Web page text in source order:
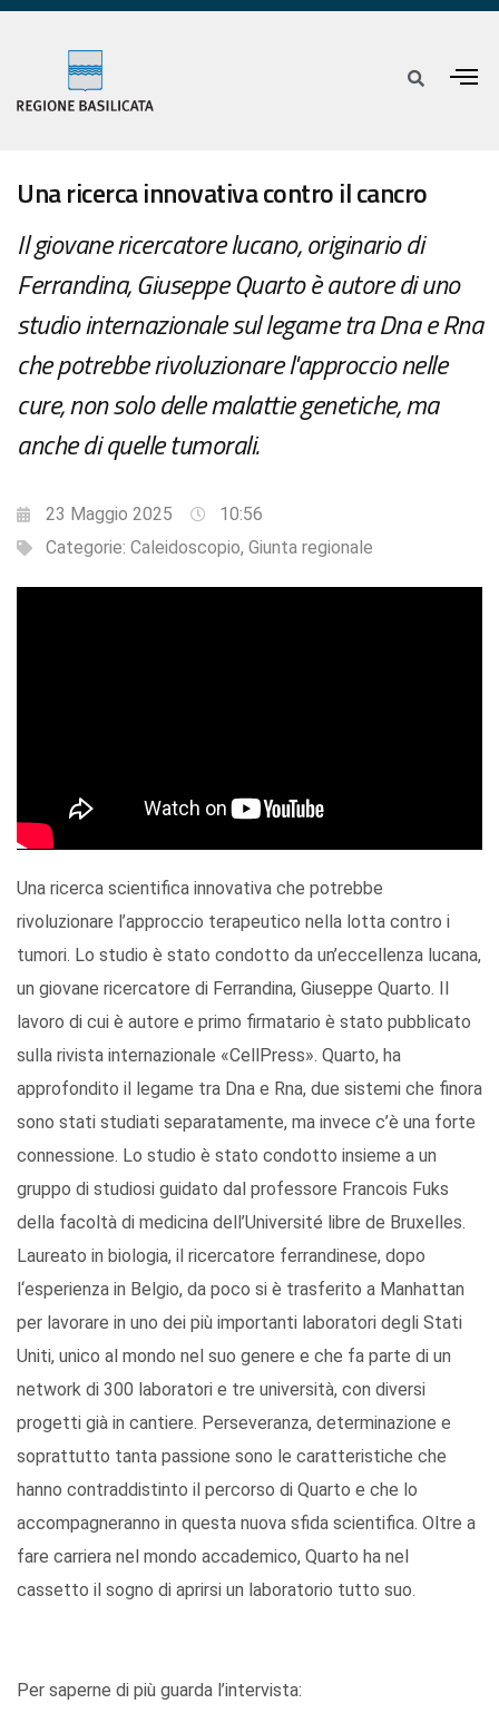
Una ricerca innovativa contro il cancro
Il giovane ricercatore lucano, originario di
Ferrandina, Giuseppe Quarto è autore di uno
studio internazionale sul legame tra Dna e Rna
che potrebbe rivoluzionare l'approccio nelle
cure, non solo delle malattie genetiche, ma
anche di quelle tumorali.
23 Maggio 2025
10:56
Categorie: Caleidoscopio, Giunta regionale
Una ricerca scientifica innovativa che potrebbe
rivoluzionare l’approccio terapeutico nella lotta contro i
tumori. Lo studio è stato condotto da un’eccellenza lucana,
un giovane ricercatore di Ferrandina, Giuseppe Quarto. Il
lavoro di cui è autore e primo firmatario è stato pubblicato
sulla rivista internazionale «CellPress». Quarto, ha
approfondito il legame tra Dna e Rna, due sistemi che finora
sono stati studiati separatamente, ma invece c’è una forte
connessione. Lo studio è stato condotto insieme a un
gruppo di studiosi guidato dal professore Francois Fuks
della facoltà di medicina dell’Université libre de Bruxelles.
Laureato in biologia, il ricercatore ferrandinese, dopo
l‘esperienza in Belgio, da poco si è trasferito a Manhattan
per lavorare in uno dei più importanti laboratori degli Stati
Uniti, unico al mondo nel suo genere e che fa parte di un
network di 300 laboratori e tre università, con diversi
progetti già in cantiere. Perseveranza, determinazione e
soprattutto tanta passione sono le caratteristiche che
hanno contraddistinto il percorso di Quarto e che lo
accompagneranno in questa nuova sfida scientifica. Oltre a
fare carriera nel mondo accademico, Quarto ha nel
cassetto il sogno di aprirsi un laboratorio tutto suo.
Per saperne di più guarda l’intervista: